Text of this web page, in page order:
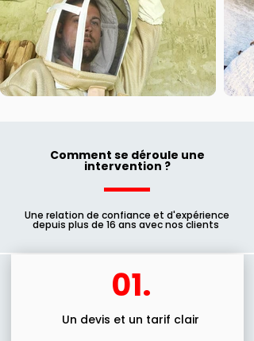
Comment se déroule une
intervention ?
Une relation de confiance et d'expérience
depuis plus de 16 ans avec nos clients
01.
Un devis et un tarif clair